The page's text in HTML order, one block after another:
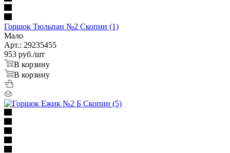
Горшок Тюльпан №2 Скопин (1)
Мало
Арт.: 29235455
953 руб./шт
В корзину
В корзину